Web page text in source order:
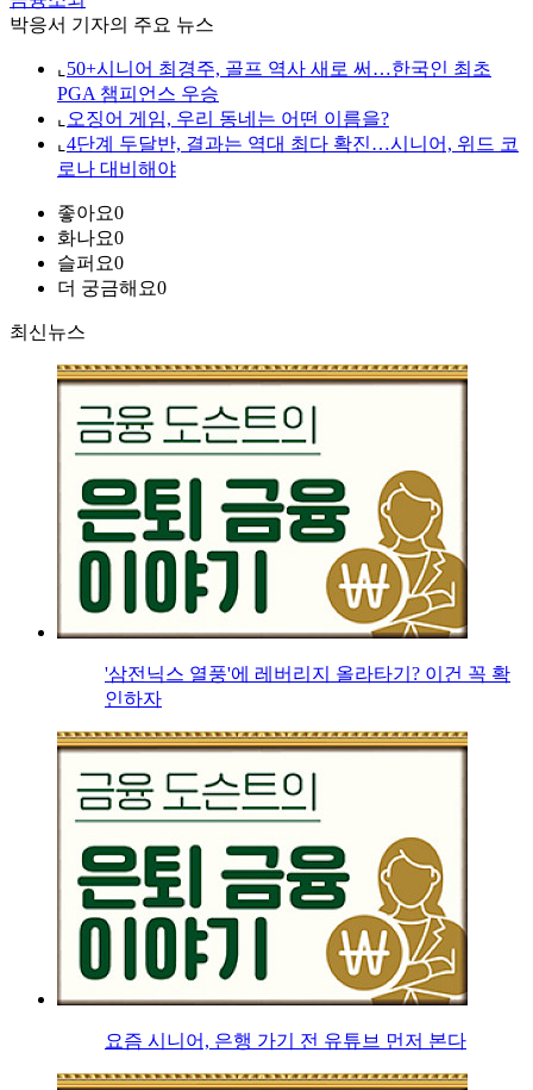
박응서 기자의 주요 뉴스
⌞ 50+시니어 최경주, 골프 역사 새로 써…한국인 최초
PGA 챔피언스 우승
⌞ 오징어 게임, 우리 동네는 어떤 이름을?
⌞ 4단계 두달반, 결과는 역대 최다 확진…시니어, 위드 코
로나 대비해야
좋아요0
화나요0
슬퍼요0
더 궁금해요0
최신뉴스
'삼전닉스 열풍'에 레버리지 올라타기? 이건 꼭 확
인하자
요즘 시니어, 은행 가기 전 유튜브 먼저 본다